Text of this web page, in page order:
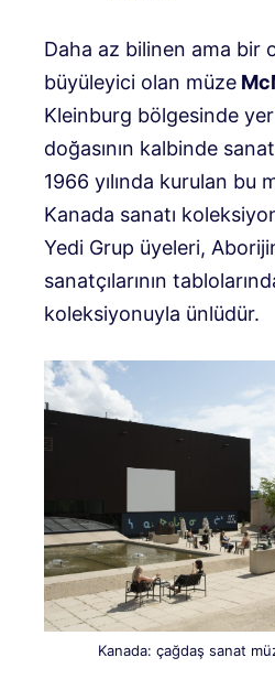
Daha az bilinen ama bir
büyüleyici olan müze
Kleinburg bölgesinde
doğasının kalbinde
1966 yılında kurulan bu
Kanada sanatı
Yedi Grup üyeleri,
sanatçılarının
koleksiyonuyla ünlüdür.
Kanada: çağdaş sanat